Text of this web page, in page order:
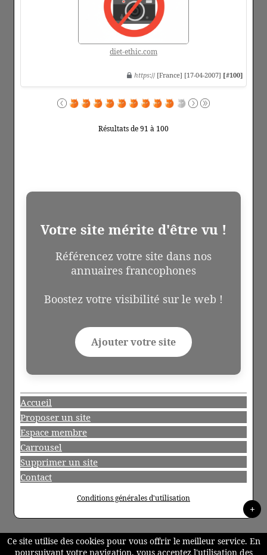
diet-ethic.com
https:// [France] [17-04-2007] [#100]
Résultats de 91 à 100
Votre site mérite d'être vu !
Référencez votre site dans nos
annuaires francophones
Boostez votre visibilité sur le web !
Ajouter votre site
Accueil
Proposer un site
Espace membre
Carrousel
Supprimer un site
Contact
Conditions générales d'utilisation
+
Ce site utilise des cookies pour vous offrir le meilleur service. En
poursuivant votre navigation, vous acceptez l'utilisation des